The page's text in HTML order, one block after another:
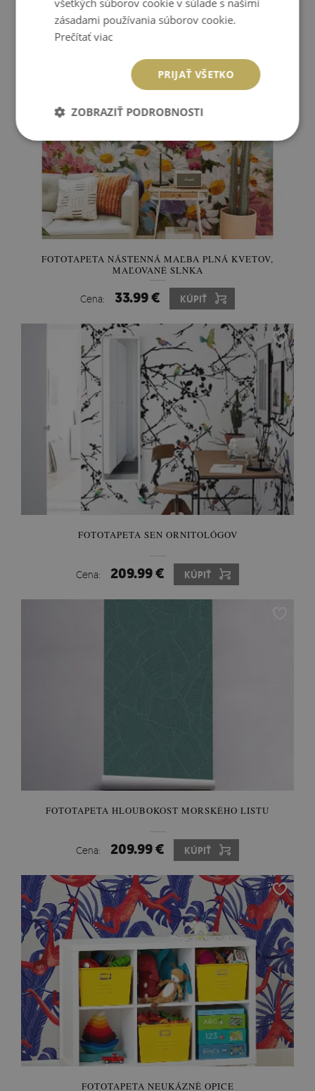
Cena: 209.99 € KÚPIŤ
FOTOTAPETA NÁSTENNÁ MAĽBA PLNÁ KVETOV,
MAĽOVANÉ SLNKA
Cena: 33.99 € KÚPIŤ
FOTOTAPETA SEN ORNITOLÓGOV
Cena: 209.99 € KÚPIŤ
FOTOTAPETA HLOUBOKOST MORSKÉHO LISTU
Cena: 209.99 € KÚPIŤ
FOTOTAPETA NEUKÁZNĚ OPICE
všetkých súborov cookie v súlade s našimi
zásadami používania súborov cookie.
Prečítať viac
PRIJAŤ VŠETKO
ZOBRAZIŤ PODROBNOSTI